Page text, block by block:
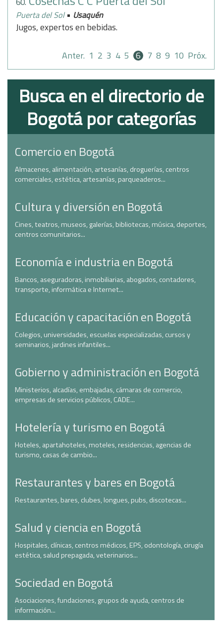
Puerta del Sol • Usaquén
Jugos, expertos en bebidas.
Anter. 1 2 3 4 5 6 7 8 9 10 Próx.
Busca en el directorio de
Bogotá por categorías
Comercio en Bogotá
Almacenes, alimentación, artesanías, droguerías, centros
comerciales, estética, artesanías, parqueaderos...
Cultura y diversión en Bogotá
Cines, teatros, museos, galerías, bibliotecas, música, deportes,
centros comunitarios...
Economía e industria en Bogotá
Bancos, aseguradoras, inmobiliarias, abogados, contadores,
transporte, informática e Internet...
Educación y capacitación en Bogotá
Colegios, universidades, escuelas especializadas, cursos y
seminarios, jardines infantiles...
Gobierno y administración en Bogotá
Ministerios, alcadías, embajadas, cámaras de comercio,
empresas de servicios públicos, CADE...
Hotelería y turismo en Bogotá
Hoteles, apartahoteles, moteles, residencias, agencias de
turismo, casas de cambio...
Restaurantes y bares en Bogotá
Restaurantes, bares, clubes, longues, pubs, discotecas...
Salud y ciencia en Bogotá
Hospitales, clínicas, centros médicos, EPS, odontología, cirugía
estética, salud prepagada, veterinarios...
Sociedad en Bogotá
Asociaciones, fundaciones, grupos de ayuda, centros de
información...